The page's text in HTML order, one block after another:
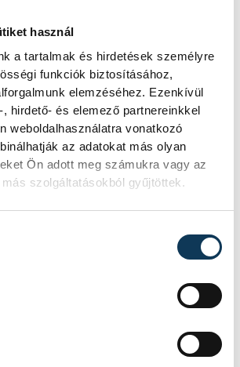
használ
a tartalmak és hirdetések személyre
funkciók biztosításához,
elemzéséhez. Ezenkívül
hirdető- és elemező partnereinkkel
weboldalhasználatra vonatkozó
az adatokat más olyan
Ön adott meg számukra vagy az
szolgáltatásokból gyűjtöttek.
itt lehet
a Magyar Kereskedelmi
és a Veszprém
Kereskedelmi és
között
NFA-KA-KIM-
keretében a
szervezése,
programfeladaton
meg.